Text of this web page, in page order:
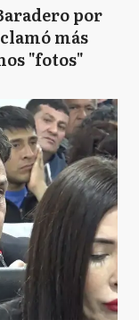
por
más
"fotos"